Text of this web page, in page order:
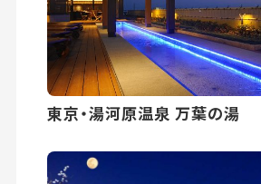
東京・湯河原温泉 万葉の湯